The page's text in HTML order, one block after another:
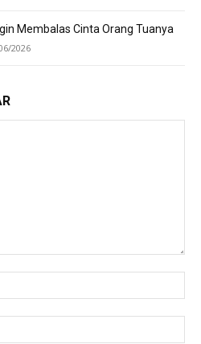
Membalas Cinta Orang Tuanya
2026